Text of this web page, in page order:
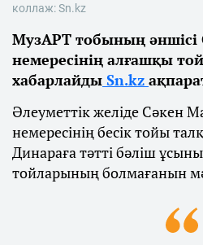
коллаж: Sn.kz
МузАРТ тобының әншісі
немересінің алғашқы
хабарлайды Sn.kz
Әлеуметтік желіде Сәкен
немересінің бесік тойы
Динараға тәтті бәліш
тойларының болмағанын